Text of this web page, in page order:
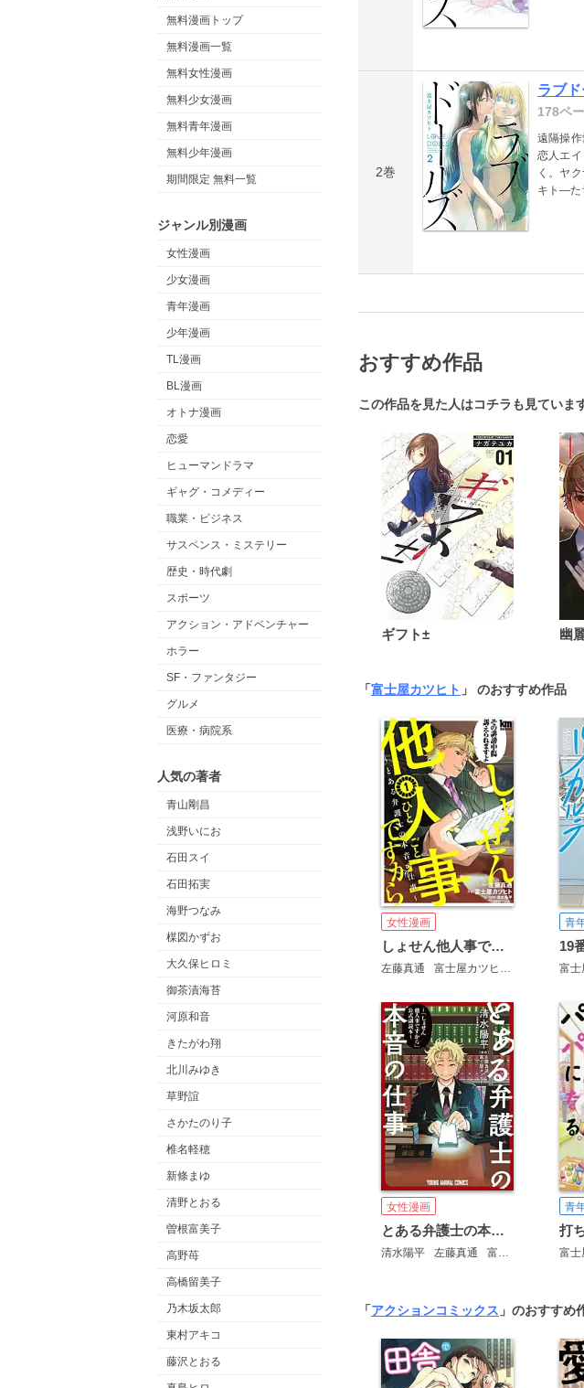
無料漫画トップ
無料漫画一覧
無料女性漫画
無料少女漫画
無料青年漫画
無料少年漫画
期間限定 無料一覧
ジャンル別漫画
女性漫画
少女漫画
青年漫画
少年漫画
TL漫画
BL漫画
オトナ漫画
恋愛
ヒューマンドラマ
ギャグ・コメディー
職業・ビジネス
サスペンス・ミステリー
歴史・時代劇
スポーツ
アクション・アドベンチャー
ホラー
SF・ファンタジー
グルメ
医療・病院系
人気の著者
青山剛昌
浅野いにお
石田スイ
石田拓実
海野つなみ
楳図かずお
大久保ヒロミ
御茶漬海苔
河原和音
きたがわ翔
北川みゆき
草野誼
さかたのり子
椎名軽穂
新條まゆ
清野とおる
曽根富美子
高野苺
高橋留美子
乃木坂太郎
東村アキコ
藤沢とおる
2巻
ラブ
178ペ
遠隔操
恋人エ
く。ヤ
キト―た
おすすめ作品
この作品を見た人はコチラも見ていま
ギフト± 幽
「富士屋カツヒト 」 のおすすめ作品
女性漫画
しょせん他人事ですから ～とある弁護士の本音の仕事～
左藤真通 富士屋カツヒト 清水陽平
青
富士
女性漫画
とある弁護士の本音の仕事 ～「しょせん他人事ですから」公式副読本～
清水陽平 左藤真通 富士屋カツヒト
青
富士
「アクションコミックス 」のおすすめ